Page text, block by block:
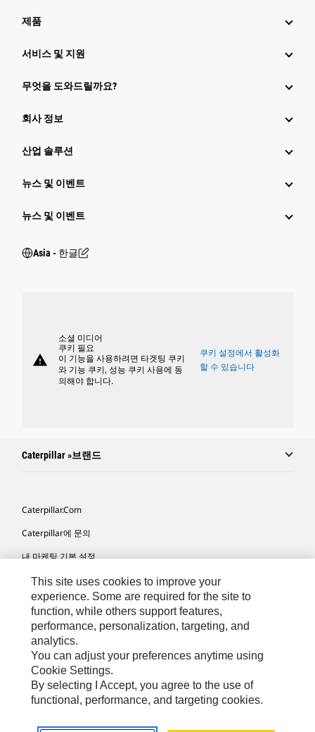
제품
서비스 및 지원
무엇을 도와드릴까요?
회사 정보
산업 솔루션
뉴스 및 이벤트
뉴스 및 이벤트
Asia - 한글
warning
소셜 미디어
쿠키 필요
이 기능을 사용하려면 타겟팅 쿠키
와 기능 쿠키, 성능 쿠키 사용에 동
의해야 합니다.
쿠키 설정에서 활성화
할 수 있습니다
Caterpillar »브랜드
Caterpillar.com
Caterpillar에 문의
내 마케팅 기본 설정
사이트 맵
Cookie Settings
법적 고지
개인정보취급방침
위치정보 이용약관
This site uses cookies to improve your
experience. Some are required for the site to
function, while others support features,
performance, personalization, targeting, and
analytics.
You can adjust your preferences anytime using
Cookie Settings.
By selecting I Accept, you agree to the use of
functional, performance, and targeting cookies.